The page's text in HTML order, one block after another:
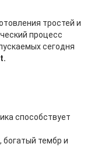
тростей и
процесс
сегодня
.
способствует
тембр и